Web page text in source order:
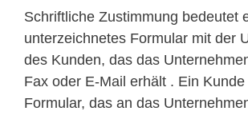
Schriftliche Zustimmung bedeutet
unterzeichnetes Formular mit der
des Kunden, das das
Fax oder E-Mail erhält . Ein
Formular, das an das